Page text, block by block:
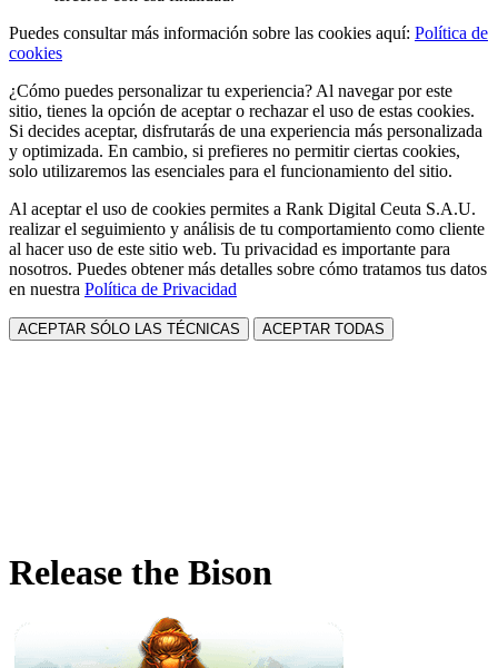
Puedes consultar más información sobre las cookies aquí: Política de
cookies
¿Cómo puedes personalizar tu experiencia? Al navegar por este
sitio, tienes la opción de aceptar o rechazar el uso de estas cookies.
Si decides aceptar, disfrutarás de una experiencia más personalizada
y optimizada. En cambio, si prefieres no permitir ciertas cookies,
solo utilizaremos las esenciales para el funcionamiento del sitio.
Al aceptar el uso de cookies permites a Rank Digital Ceuta S.A.U.
realizar el seguimiento y análisis de tu comportamiento como cliente
al hacer uso de este sitio web. Tu privacidad es importante para
nosotros. Puedes obtener más detalles sobre cómo tratamos tus datos
en nuestra Política de Privacidad
ACEPTAR SÓLO LAS TÉCNICAS ACEPTAR TODAS
Release the Bison